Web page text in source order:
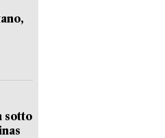
sotto